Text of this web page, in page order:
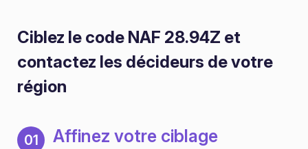
Ciblez le code NAF 28.94Z et
contactez les décideurs de votre
région
01 Affinez votre ciblage